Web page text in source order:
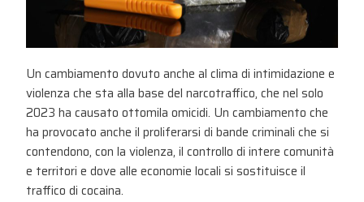
Un cambiamento dovuto anche al clima di intimidazione e
violenza che sta alla base del narcotraffico, che nel solo
2023 ha causato ottomila omicidi. Un cambiamento che
ha provocato anche il proliferarsi di bande criminali che si
contendono, con la violenza, il controllo di intere comunità
e territori e dove alle economie locali si sostituisce il
traffico di cocaina.